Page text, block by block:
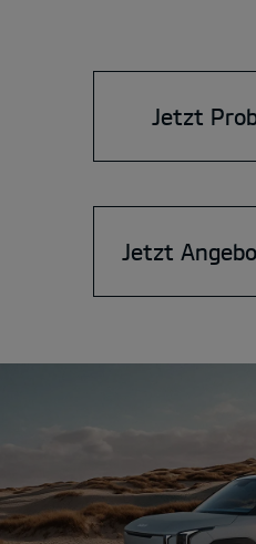
Jetzt
Jetzt